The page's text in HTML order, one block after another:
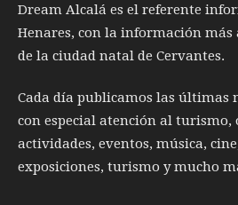
Dream Alcalá es el referente
Henares, con la información
de la ciudad natal de Cervantes.
Cada día publicamos las últimas
con especial atención al turismo,
actividades, eventos, música,
exposiciones, turismo y mucho